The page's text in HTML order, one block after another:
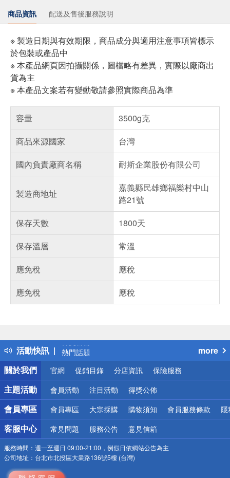
商品資訊 配送及售後服務說明
※ 製造日期與有效期限，商品成分與適用注意事項皆標示
於包裝或產品中
※ 本產品網頁因拍攝關係，圖檔略有差異，實際以廠商出
貨為主
※ 本產品文案若有變動敬請參照實際商品為準
容量
3500g克
商品來源國家
台灣
國內負責廠商名稱
耐斯企業股份有限公司
製造商地址
嘉義縣民雄鄉福樂村中山
路21號
保存天數
1800天
保存溫層
常溫
應免稅
應稅
應免稅
應稅
活動快訊
得獎公告
熱門話題
銀行優惠
偏遠地區配送
詐騙網頁！請小心！
more
關於我們
官網 促銷目錄 分店資訊 保險服務
主題活動 會員活動 注目活動 得獎公佈
會員專區 會員專區 大宗採購 購物須知 會員服務條款 隱
客服中心 常見問題 服務公告 意見信箱
服務時間： 週一至週日 09:00-21:00，例假日依網站公告為主
公司地址： 台北市北投區大業路136號5樓 (台灣)